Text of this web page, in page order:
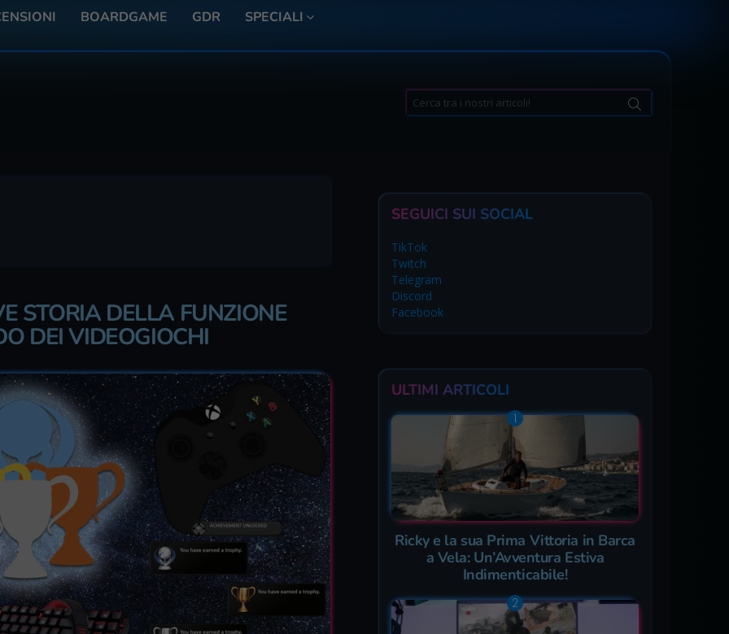
BOARDGAME GDR SPECIALI
Search
for:
STORIA DELLA FUNZIONE
DEI VIDEOGIOCHI
SEGUICI SUI SOCIAL
TikTok
Twitch
Telegram
Discord
Facebook
ULTIMI ARTICOLI
Ricky e la sua Prima Vittoria in Barca
a Vela: Un’Avventura Estiva
Indimenticabile!